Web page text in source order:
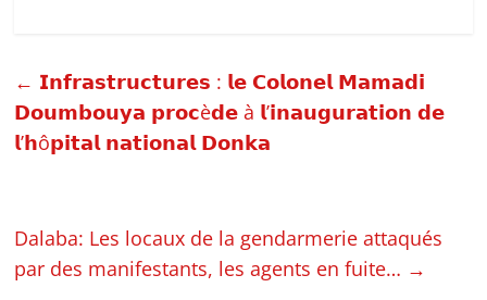
← 𝗜𝗻𝗳𝗿𝗮𝘀𝘁𝗿𝘂𝗰𝘁𝘂𝗿𝗲𝘀 : 𝗹𝗲 𝗖𝗼𝗹𝗼𝗻𝗲𝗹 𝗠𝗮𝗺𝗮𝗱𝗶
𝗗𝗼𝘂𝗺𝗯𝗼𝘂𝘆𝗮 𝗽𝗿𝗼𝗰è𝗱𝗲 à 𝗹’𝗶𝗻𝗮𝘂𝗴𝘂𝗿𝗮𝘁𝗶𝗼𝗻 𝗱𝗲
𝗹’𝗵ô𝗽𝗶𝘁𝗮𝗹 𝗻𝗮𝘁𝗶𝗼𝗻𝗮𝗹 𝗗𝗼𝗻𝗸𝗮
Dalaba: Les locaux de la gendarmerie attaqués
par des manifestants, les agents en fuite… →